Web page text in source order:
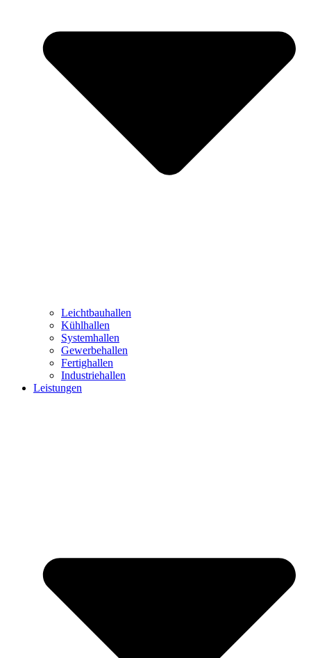
Leichtbauhallen
Kühlhallen
Systemhallen
Gewerbehallen
Fertighallen
Industriehallen
Leistungen